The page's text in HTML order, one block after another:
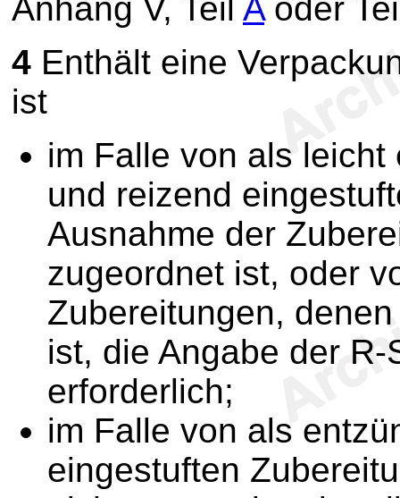
Anhang V, Teil Aoder
4 Enthält eine
ist
im Falle von als
und reizend
Ausnahme der
zugeordnet ist, oder
Zubereitungen,
ist, die Angabe der
erforderlich;
im Falle von als
eingestuften